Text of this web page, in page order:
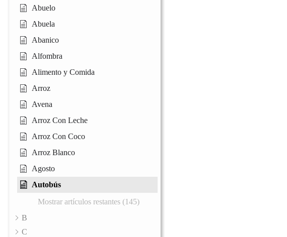
Abuelo
Abuela
Abanico
Alfombra
Alimento y Comida
Arroz
Avena
Arroz Con Leche
Arroz Con Coco
Arroz Blanco
Agosto
Autobús
Mostrar artículos restantes (145)
B
C